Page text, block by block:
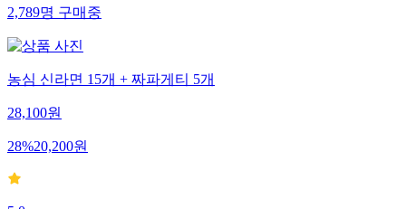
2,789명구매중
농심 신라면 15개 + 짜파게티 5개
28,100원
28%20,200원